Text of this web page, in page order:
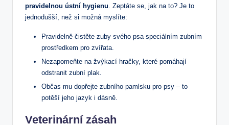
pravidelnou ústní hygienu . Zeptáte se, jak na to? Je to
jednodušší, než si možná myslíte:
Pravidelně čistěte zuby svého psa speciálním zubním
prostředkem pro zvířata.
Nezapomeňte na žvýkací hračky, které pomáhají
odstranit zubní plak.
Občas mu dopřejte zubního pamlsku pro psy – to
potěší jeho jazyk i dásně.
Veterinární zásah